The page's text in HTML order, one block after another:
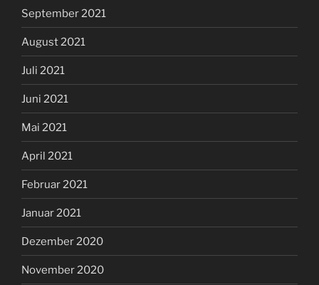
September 2021
August 2021
Juli 2021
Juni 2021
Mai 2021
April 2021
Februar 2021
Januar 2021
Dezember 2020
November 2020